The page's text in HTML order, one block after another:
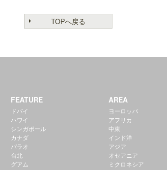
TOPへ戻る
FEATURE
ドバイ
ハワイ
シンガポール
カナダ
パラオ
台北
グアム
AREA
ヨーロッパ
アフリカ
中東
インド洋
アジア
オセアニア
ミクロネシア